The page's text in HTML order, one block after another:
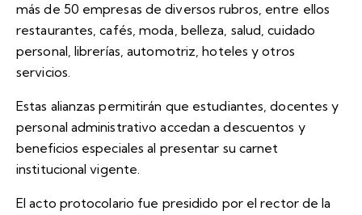
más de 50 empresas de diversos rubros, entre ellos
restaurantes, cafés, moda, belleza, salud, cuidado
personal, librerías, automotriz, hoteles y otros
servicios.
Estas alianzas permitirán que estudiantes, docentes y
personal administrativo accedan a descuentos y
beneficios especiales al presentar su carnet
institucional vigente.
El acto protocolario fue presidido por el rector de la